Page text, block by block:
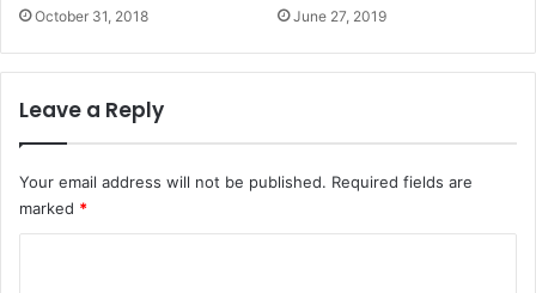
October 31, 2018 June 27, 2019
Leave a Reply
Your email address will not be published. Required fields are
marked *